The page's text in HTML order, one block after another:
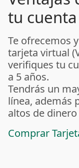
tu cuenta
Te ofrecemos
tarjeta virtual
verifiques tu
a 5 años.
Tendrás un
línea, además
altos de
Comprar